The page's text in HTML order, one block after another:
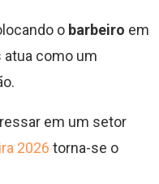
o barbeiro em
atua como um
em um setor
2026 torna-se o